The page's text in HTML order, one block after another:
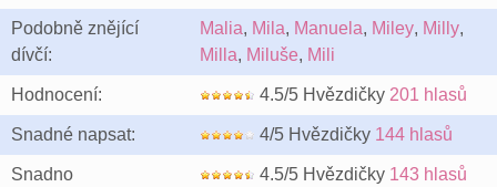
Podobně znějící
dívčí:
Malia, Mila, Manuela, Miley, Milly,
Milla, Miluše, Mili
Hodnocení: 4.5/5 Hvězdičky 201 hlasů
Snadné napsat: 4/5 Hvězdičky 144 hlasů
Snadno
4.5/5 Hvězdičky 143 hlasů